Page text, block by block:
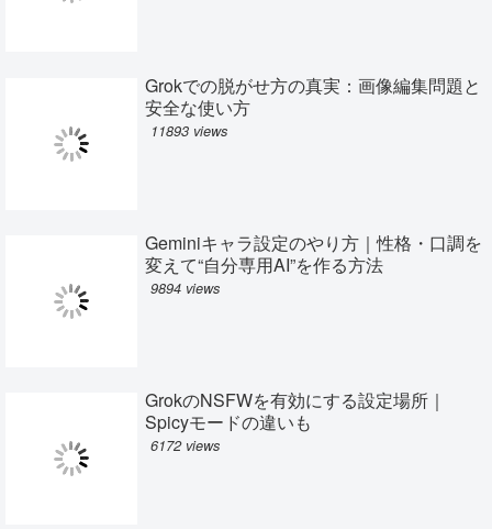
Grokでの脱がせ方の真実：画像編集問題と
安全な使い方
11893 views
Geminiキャラ設定のやり方｜性格・口調を
変えて“自分専用AI”を作る方法
9894 views
GrokのNSFWを有効にする設定場所｜
Spicyモードの違いも
6172 views